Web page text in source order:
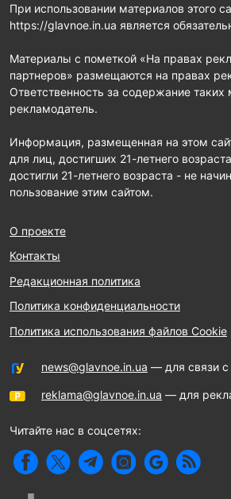
При использовании материалов этого
https://glavnoe.in.ua является
Материалы с пометкой «На правах
партнеров» размещаются на правах
Ответственность за содержание таких
рекламодатель.
Информация, размещенная на этом
для лиц, достигших 21-летнего
достигли 21-летнего возраста - не
пользование этим сайтом.
О проекте
Контакты
Редакционная политика
Политика конфиденциальности
Политика использования файлов Cookie
news@glavnoe.in.ua — для связи
reklama@glavnoe.in.ua — для
Читайте нас в соцсетях: